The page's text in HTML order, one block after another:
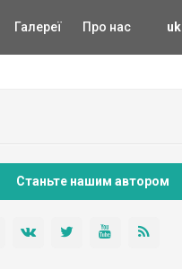
uk
Галереї Про нас
Станьте нашим автором